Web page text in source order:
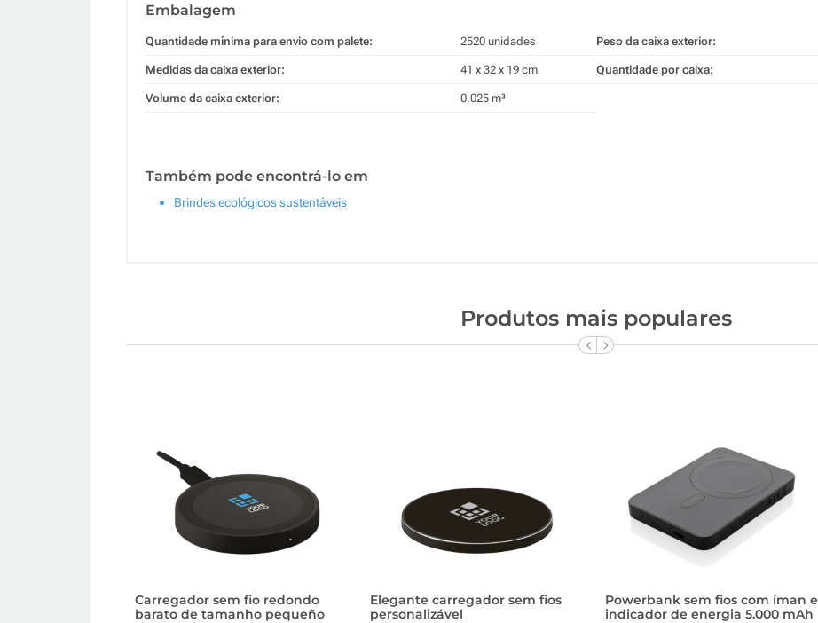
Embalagem
Quantidade mínima para envio com palete: 2520 unidades
Medidas da caixa exterior: 41 x 32 x 19 cm
Volume da caixa exterior: 0.025 m³
Peso da caixa exterior:
Quantidade por caixa:
Também pode encontrá-lo em
Brindes ecológicos sustentáveis
Produtos mais populares
Carregador sem fio redondo
barato de tamanho pequeño
Elegante carregador sem fios
personalizável
Powerbank sem fios com íman e
indicador de energia 5.000 mAh